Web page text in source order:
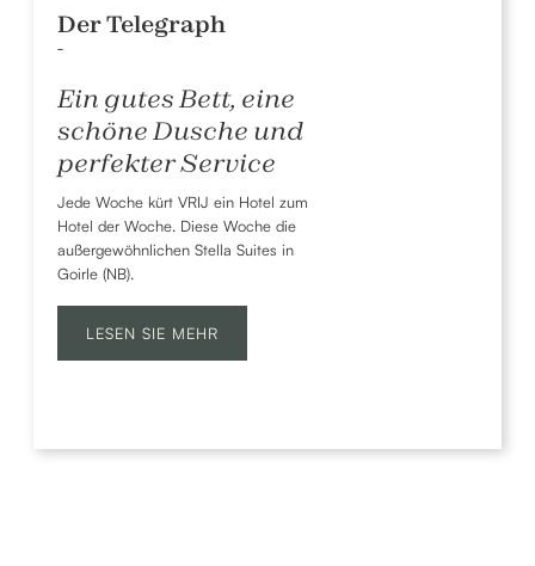
Der Telegraph
-
Ein gutes Bett, eine
schöne Dusche und
perfekter Service
Jede Woche kürt VRIJ ein Hotel zum
Hotel der Woche. Diese Woche die
außergewöhnlichen Stella Suites in
Goirle (NB).
LESEN SIE MEHR